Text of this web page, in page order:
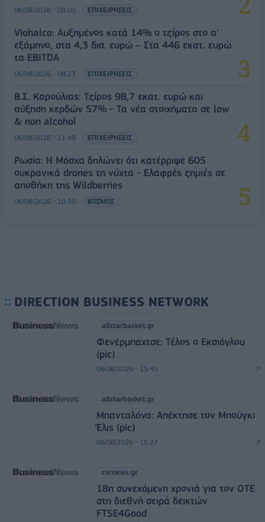
06/08/2026 - 08:05 ΕΠΙΧΕΙΡΗΣΕΙΣ
Viohalco: Αυξημένος κατά 14% ο τζίρος στο α'
εξάμηνο, στα 4,3 δισ. ευρώ – Στα 446 εκατ. ευρώ
τα EBITDA
06/08/2026 - 08:23 ΕΠΙΧΕΙΡΗΣΕΙΣ
Β.Σ. Καρούλιας: Τζίρος 98,7 εκατ. ευρώ και
αύξηση κερδών 57% - Τα νέα στοιχήματα σε low
& non alcohol
06/08/2026 - 11:48 ΕΠΙΧΕΙΡΗΣΕΙΣ
Ρωσία: Η Μόσχα δηλώνει ότι κατέρριψε 605
ουκρανικά drones τη νύχτα - Ελαφρές ζημιές σε
αποθήκη της Wildberries
06/08/2026 - 10:30 ΚΟΣΜΟΣ
DIRECTION BUSINESS NETWORK
allstarbasket.gr
Φενέρμπαχτσε: Τέλος ο Εκσιόγλου
(pic)
06/08/2026 - 15:45
allstarbasket.gr
Μπανταλόνα: Απέκτησε τον Μπούγκι
Έλις (pic)
06/08/2026 - 15:27
csrnews.gr
18η συνεχόμενη χρονιά για τον ΟΤΕ
στη διεθνή σειρά δεικτών
FTSE4Good